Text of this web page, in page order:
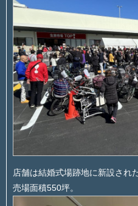
店舗は結婚式場跡地に新設された
売場面積550坪。